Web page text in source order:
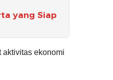
yang Siap
aktivitas ekonomi